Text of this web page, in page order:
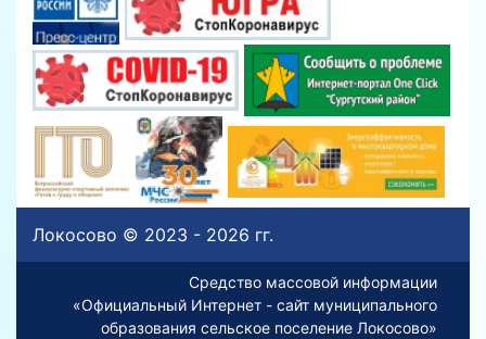
Локосово © 2023 - 2026 гг.
Средство массовой информации
«Официальный Интернет - сайт муниципального
образования сельское поселение Локосово»